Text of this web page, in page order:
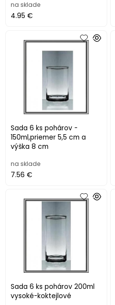
na sklade
4.95 €
Sada 6 ks pohárov -
150ml,priemer 5,5 cm a
výška 8 cm
na sklade
7.56 €
Sada 6 ks pohárov 200ml
vysoké-koktejlové